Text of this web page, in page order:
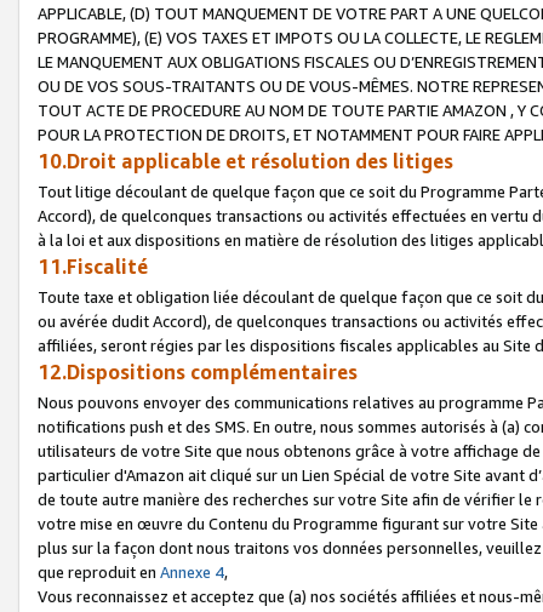
APPLICABLE, (D) TOUT MANQUEMENT DE VOTRE PART A UNE
PROGRAMME), (E) VOS TAXES ET IMPOTS OU LA COLLECTE, LE
LE MANQUEMENT AUX OBLIGATIONS FISCALES OU
OU DE VOS SOUS-TRAITANTS OU DE VOUS-MÊMES. NOTRE
TOUT ACTE DE PROCEDURE AU NOM DE TOUTE PARTIE AMAZON , Y
POUR LA PROTECTION DE DROITS, ET NOTAMMENT POUR FAIRE
10.Droit applicable et résolution des litiges
Tout litige découlant de quelque façon que ce soit du Programme
Accord), de quelconques transactions ou activités effectuées en vertu
à la loi et aux dispositions en matière de résolution des litiges
11.Fiscalité
Toute taxe et obligation liée découlant de quelque façon que ce soit
ou avérée dudit Accord), de quelconques transactions ou activités
affiliées, seront régies par les dispositions fiscales applicables au Site
12.Dispositions complémentaires
Nous pouvons envoyer des communications relatives au programme
notifications push et des SMS. En outre, nous sommes autorisés à
utilisateurs de votre Site que nous obtenons grâce à votre affichage
particulier d'Amazon ait cliqué sur un Lien Spécial de votre Site avant
de toute autre manière des recherches sur votre Site afin de vérifier
votre mise en œuvre du Contenu du Programme figurant sur votre
plus sur la façon dont nous traitons vos données personnelles,
que reproduit en Annexe 4,
Vous reconnaissez et acceptez que (a) nos sociétés affiliées et nous-